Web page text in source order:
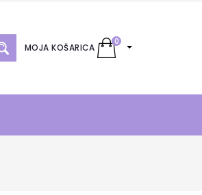
MOJA KOŠARICA
0